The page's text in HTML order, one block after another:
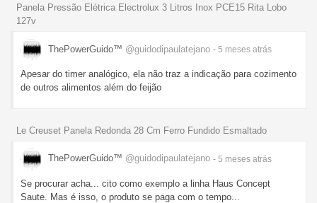
Panela Pressão Elétrica Electrolux 3 Litros Inox PCE15 Rita Lobo
127v
ThePowerGuido™ @guidodipaulatejano - 5 meses atrás
Apesar do timer analógico, ela não traz a indicação para cozimento
de outros alimentos além do feijão
Le Creuset Panela Redonda 28 Cm Ferro Fundido Esmaltado
ThePowerGuido™ @guidodipaulatejano - 5 meses atrás
Se procurar acha... cito como exemplo a linha Haus Concept
Saute. Mas é isso, o produto se paga com o tempo...